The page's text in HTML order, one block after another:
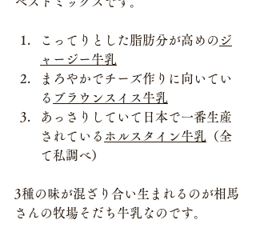
こってりとした脂肪分が高めのジ
ャージー牛乳
まろやかでチーズ作りに向いてい
る ブラウンスイス牛乳
あっさりしていて日本で一番生産
されている ホルスタイン牛乳 （全
て私調べ）
3種の味が混ざり合い生まれるのが相馬
さんの牧場そだち牛乳なのです。